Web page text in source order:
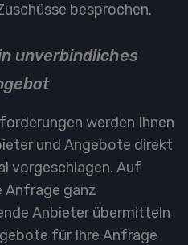
besprochen.
unverbindliches
werden Ihnen
und Angebote direkt
vorgeschlagen. Auf
Anfrage ganz
Anbieter übermitteln
für Ihre Anfrage